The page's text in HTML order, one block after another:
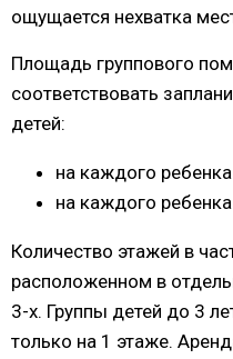
ощущается нехватка
Площадь группового
соответствовать
детей:
на каждого
на каждого
Количество этажей в
расположенном в
3-х. Группы детей до 3
только на 1 этаже.